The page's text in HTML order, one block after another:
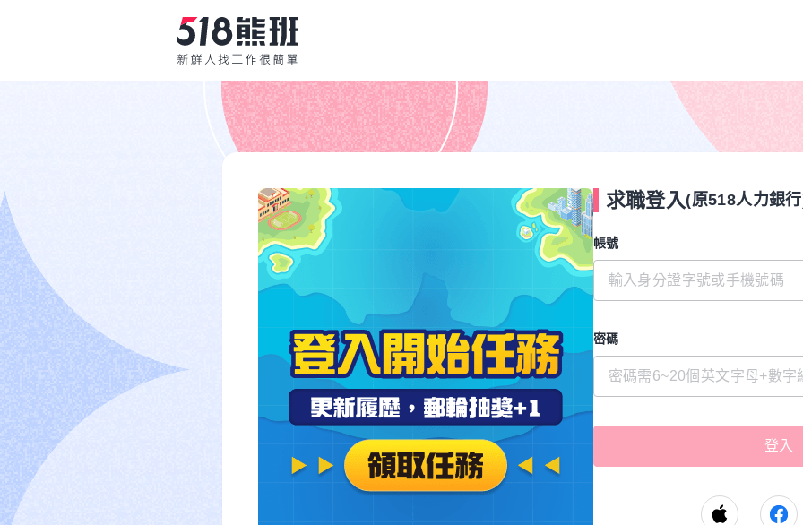
求職登入(原518人力銀
帳號
密碼